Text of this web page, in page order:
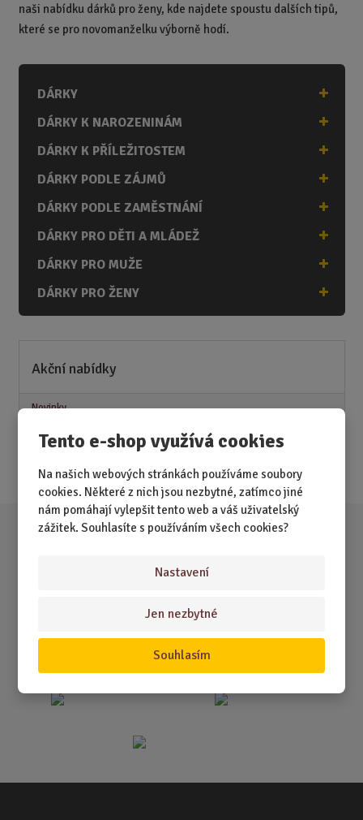
Tento e-shop využívá cookies
Na našich webových stránkách používáme soubory
cookies. Některé z nich jsou nezbytné, zatímco jiné
nám pomáhají vylepšit tento web a váš uživatelský
zážitek. Souhlasíte s používáním všech cookies?
Nastavení
Jen nezbytné
Souhlasím
naši nabídku dárků pro ženy, kde najdete spoustu dalších tipů,
které se pro novomanželku výborně hodí.
DÁRKY
DÁRKY K NAROZENINÁM
DÁRKY K PŘÍLEŽITOSTEM
DÁRKY PODLE ZÁJMŮ
DÁRKY PODLE ZAMĚSTNÁNÍ
DÁRKY PRO DĚTI A MLÁDEŽ
DÁRKY PRO MUŽE
DÁRKY PRO ŽENY
Akční nabídky
Novinky
Nejprodávanější